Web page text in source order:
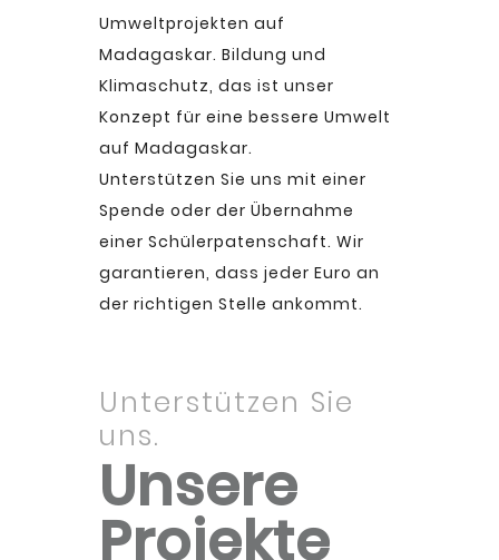
Umweltprojekten auf
Madagaskar. Bildung und
Klimaschutz, das ist unser
Konzept für eine bessere Umwelt
auf Madagaskar.
Unterstützen Sie uns mit einer
Spende oder der Übernahme
einer Schülerpatenschaft. Wir
garantieren, dass jeder Euro an
der richtigen Stelle ankommt.
Unterstützen Sie
uns.
Unsere
Projekte